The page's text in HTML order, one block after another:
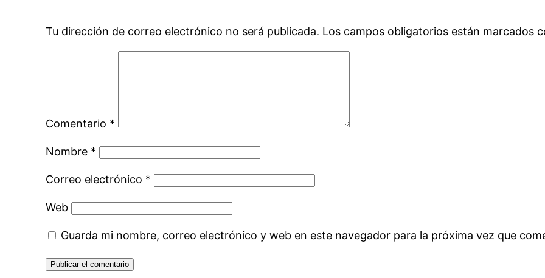
Tu dirección de correo electrónico no será publicada. Los campos obligatorios están marcados
Comentario *
Nombre *
Correo electrónico *
Web
Guarda mi nombre, correo electrónico y web en este navegador para la próxima vez que